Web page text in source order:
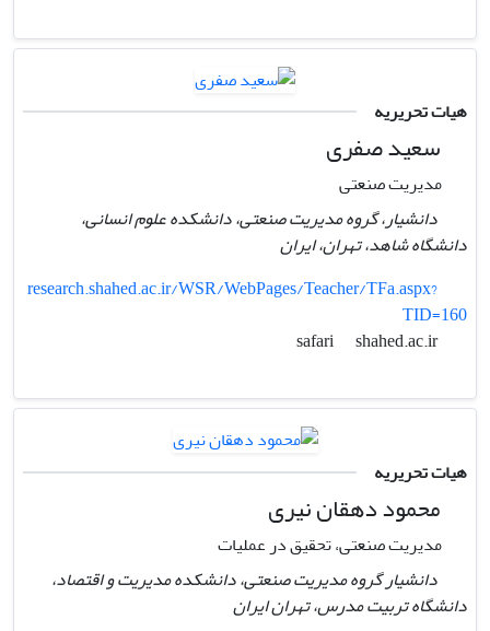
هیات تحریریه
سعید صفری
مدیریت صنعتی
دانشیار، گروه مدیریت صنعتی، دانشکده علوم انسانی،
دانشگاه شاهد،‌ تهران،‌ ایران
research.shahed.ac.ir/WSR/WebPages/Teacher/TFa.aspx?
TID=160
safari
shahed.ac.ir
هیات تحریریه
محمود دهقان نیری
مدیریت صنعتی، تحقیق در عملیات
دانشیار گروه مدیریت صنعتی، دانشکده مدیریت و اقتصاد،
دانشگاه تربیت مدرس، تهران ایران